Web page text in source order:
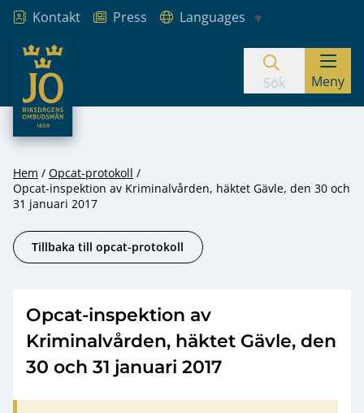
Hoppa till innehåll
Kontakt Press
Languages
JO – Riksdagens Ombudsmän
Sök Meny
Hem
Opcat-protokoll
Opcat-inspektion av Kriminalvården, häktet Gävle, den 30 och
31 januari 2017
Tillbaka till opcat-protokoll
Opcat-inspektion av
Kriminalvården, häktet Gävle, den
30 och 31 januari 2017